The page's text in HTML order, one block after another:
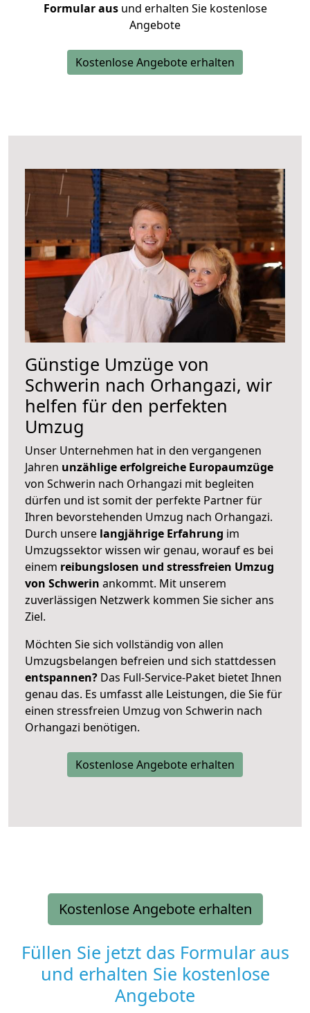
Formular ausund erhalten Sie kostenlose
Angebote
Kostenlose Angebote erhalten
Günstige Umzüge von
Schwerin nach Orhangazi, wir
helfen für den perfekten
Umzug
Unser Unternehmen hat in den vergangenen
Jahren unzählige erfolgreiche Europaumzüge
von Schwerin nach Orhangazi mit begleiten
dürfen und ist somit der perfekte Partner für
Ihren bevorstehenden Umzug nach Orhangazi.
Durch unsere langjährige Erfahrung im
Umzugssektor wissen wir genau, worauf es bei
einem reibungslosen und stressfreien Umzug
von Schwerin ankommt. Mit unserem
zuverlässigen Netzwerk kommen Sie sicher ans
Ziel.
Möchten Sie sich vollständig von allen
Umzugsbelangen befreien und sich stattdessen
entspannen? Das Full-Service-Paket bietet Ihnen
genau das. Es umfasst alle Leistungen, die Sie für
einen stressfreien Umzug von Schwerin nach
Orhangazi benötigen.
Kostenlose Angebote erhalten
Kostenlose Angebote erhalten
Füllen Sie jetzt das Formular aus
und erhalten Sie kostenlose
Angebote